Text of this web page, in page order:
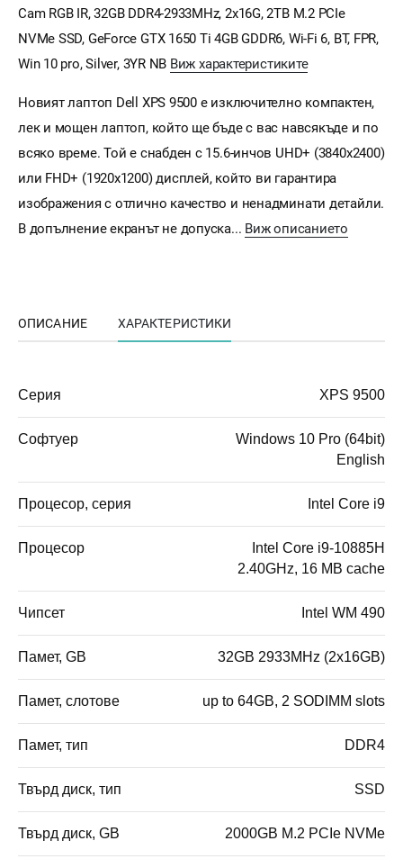
Cam RGB IR, 32GB DDR4-2933MHz, 2x16G, 2TB M.2 PCIe
NVMe SSD, GeForce GTX 1650 Ti 4GB GDDR6, Wi-Fi 6, BT, FPR,
Win 10 pro, Silver, 3YR NB Виж характеристиките
Новият лаптоп Dell XPS 9500 е изключително компактен,
лек и мощен лаптоп, който ще бъде с вас навсякъде и по
всяко време. Той е снабден с 15.6-инчов UHD+ (3840x2400)
или FHD+ (1920x1200) дисплей, който ви гарантира
изображения с отлично качество и ненадминати детайли.
В допълнение екранът не допуска... Виж описанието
ОПИСАНИЕ ХАРАКТЕРИСТИКИ
Серия XPS 9500
Софтуер
Windows 10 Pro (64bit)
English
Процесор, серия Intel Core i9
Процесор
Intel Core i9-10885H
2.40GHz, 16 MB cache
Чипсет Intel WM 490
Памет, GB 32GB 2933MHz (2x16GB)
Памет, слотове up to 64GB, 2 SODIMM slots
Памет, тип DDR4
Твърд диск, тип SSD
Твърд диск, GB 2000GB M.2 PCIe NVMe